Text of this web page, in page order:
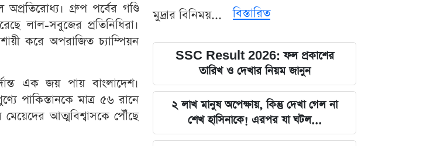
গ্রুপ পর্বের গণ্ডি
লাল-সবুজের প্রতিনিধিরা।
করে অপরাজিত চ্যাম্পিয়ন
এক জয় পায় বাংলাদেশ।
পাকিস্তানকে মাত্র ৫৬ রানে
মেয়েদের আত্মবিশ্বাসকে পৌঁছে
মুদ্রার বিনিময়...
বিস্তারিত
SSC Result 2026: ফল প্রকাশের
তারিখ ও দেখার নিয়ম জানুন
২ লাখ মানুষ অপেক্ষায়, কিন্তু দেখা গেল না
শেখ হাসিনাকে! এরপর যা ঘটল...